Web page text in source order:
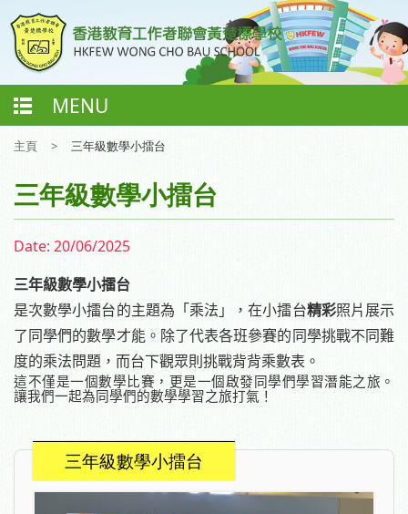
MENU
主頁 > 三年級數學小擂台
三年級數學小擂台
Date: 20/06/2025
三年級數學小擂台
是次數學小擂台的主題為「乘法」，在小擂台精彩照片展示
了同學們的數學才能。除了代表各班參賽的同學挑戰不同難
度的乘法問題，而台下觀眾則挑戰背背乘數表。
這不僅是一個數學比賽，更是一個啟發同學們學習潛能之旅。
讓我們一起為同學們的數學學習之旅打氣！
三年級數學小擂台